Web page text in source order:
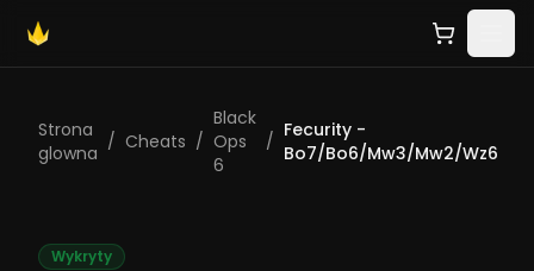
Strona
glowna / Cheats /
Black
Ops
6
/ Fecurity -
Bo7/Bo6/Mw3/Mw2/Wz6
Wykryty